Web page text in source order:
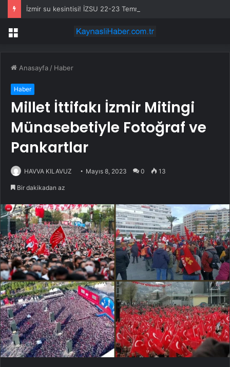
Menü
Anasayfa / Haber
Haber
Millet İttifakı İzmir Mitingi
Münasebetiyle Fotoğraf ve
Pankartlar
HAVVA KILAVUZ Mayıs 8, 2023 0 13
Bir dakikadan az